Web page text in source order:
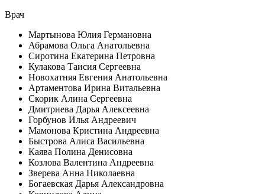
Врач
Мартынова Юлия Германовна
Абрамова Ольга Анатольевна
Сиротина Екатерина Петровна
Кулакова Таисия Сергеевна
Новохатняя Евгения Анатольевна
Артаментова Ирина Витальевна
Скорик Алина Сергеевна
Дмитриева Дарья Алексеевна
Горбунов Илья Андреевич
Мамонова Кристина Андреевна
Быстрова Алиса Васильевна
Каява Полина Денисовна
Козлова Валентина Андреевна
Зверева Анна Николаевна
Богаевская Дарья Александровна